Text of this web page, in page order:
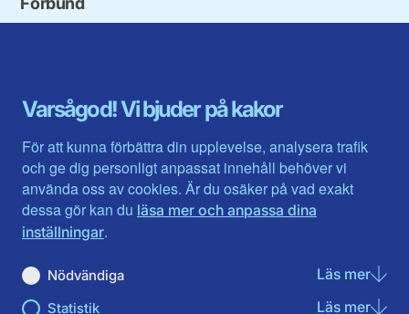
Varsågod! Vi bjuder på kakor
För att kunna förbättra din upplevelse, analysera trafik
och ge dig personligt anpassat innehåll behöver vi
använda oss av cookies. Är du osäker på vad exakt
dessa gör kan du läsa mer och anpassa dina
inställningar.
Nödvändiga Läs merom
Statistik Läs merom
Gävleborg
Halland
Jämtlands län
Jönköpings län
Kalmar län
Kronobergs län
Norrbotten
Skåne län
Värmlands län
Västerbotten
Västra Götaland
Västernorrland
Västmanland
Örebro län
Östergötland
Du hittar oss här på sociala medier